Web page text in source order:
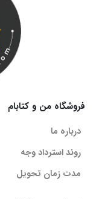
فروشگاه من و کتابام
درباره ما
روند استرداد وجه
مدت زمان تحویل